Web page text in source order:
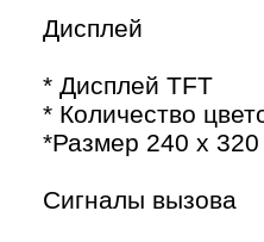
Дисплей
* Дисплей TFT
* Количество
*Размер 240 x
Сигналы вызова